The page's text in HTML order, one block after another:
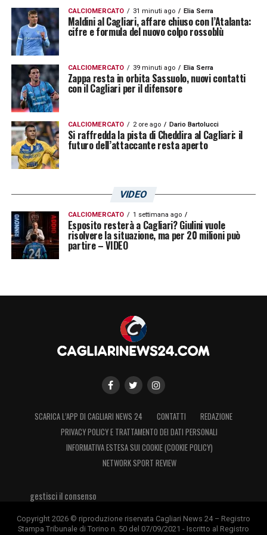
CALCIOMERCATO 31 minuti ago Elia Serra
Maldini al Cagliari, affare chiuso con l’Atalanta:
cifre e formula del nuovo colpo rossoblù
CALCIOMERCATO 39 minuti ago Elia Serra
Zappa resta in orbita Sassuolo, nuovi contatti
con il Cagliari per il difensore
CALCIOMERCATO 2 ore ago Dario Bartolucci
Si raffredda la pista di Cheddira al Cagliari: il
futuro dell’attaccante resta aperto
VIDEO
CALCIOMERCATO 1 settimana ago
Esposito resterà a Cagliari? Giulini vuole
risolvere la situazione, ma per 20 milioni può
partire – VIDEO
SCARICA L’APP DI CAGLIARI NEWS 24 CONTATTI
REDAZIONE
PRIVACY POLICY E TRATTAMENTO DEI DATI PERSONALI
INFORMATIVA ESTESA SUI COOKIE (COOKIE POLICY)
NETWORK SPORT REVIEW
gestisci il consenso
Copyright 2026 © riproduzione riservata Cagliari News 24 – Registro
Stampa Tribunale di Torino n. 50 del 07/09/2021 - Iscritto al Registro